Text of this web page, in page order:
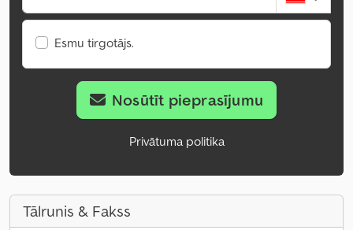
Esmu tirgotājs.
Nosūtīt pieprasījumu
Privātuma politika
Tālrunis & Fakss